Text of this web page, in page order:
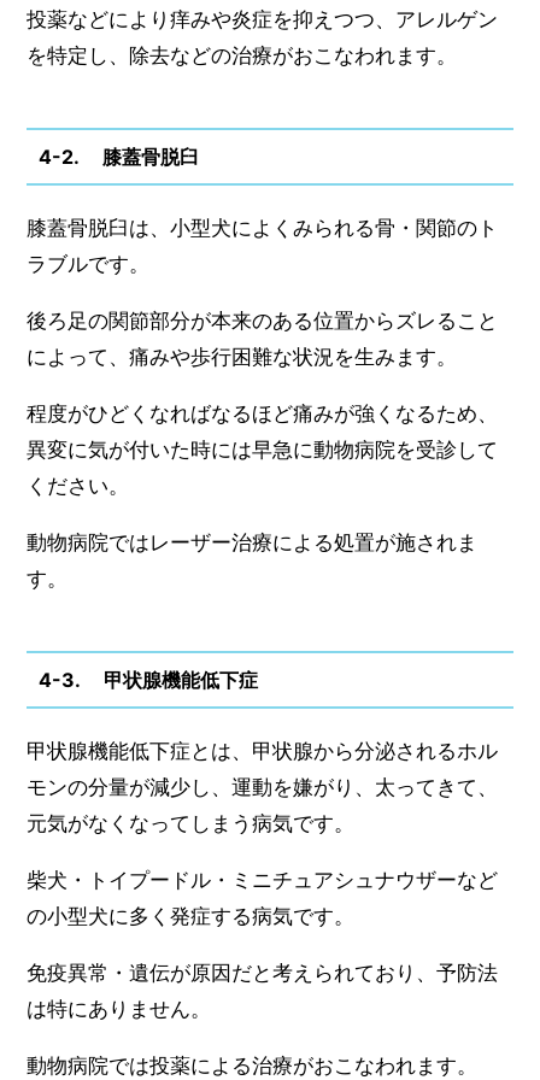
投薬などにより痒みや炎症を抑えつつ、アレルゲン
を特定し、除去などの治療がおこなわれます。
4-2. 膝蓋骨脱臼
膝蓋骨脱臼は、小型犬によくみられる骨・関節のト
ラブルです。
後ろ足の関節部分が本来のある位置からズレること
によって、痛みや歩行困難な状況を生みます。
程度がひどくなればなるほど痛みが強くなるため、
異変に気が付いた時には早急に動物病院を受診して
ください。
動物病院ではレーザー治療による処置が施されま
す。
4-3. 甲状腺機能低下症
甲状腺機能低下症とは、甲状腺から分泌されるホル
モンの分量が減少し、運動を嫌がり、太ってきて、
元気がなくなってしまう病気です。
柴犬・トイプードル・ミニチュアシュナウザーなど
の小型犬に多く発症する病気です。
免疫異常・遺伝が原因だと考えられており、予防法
は特にありません。
動物病院では投薬による治療がおこなわれます。